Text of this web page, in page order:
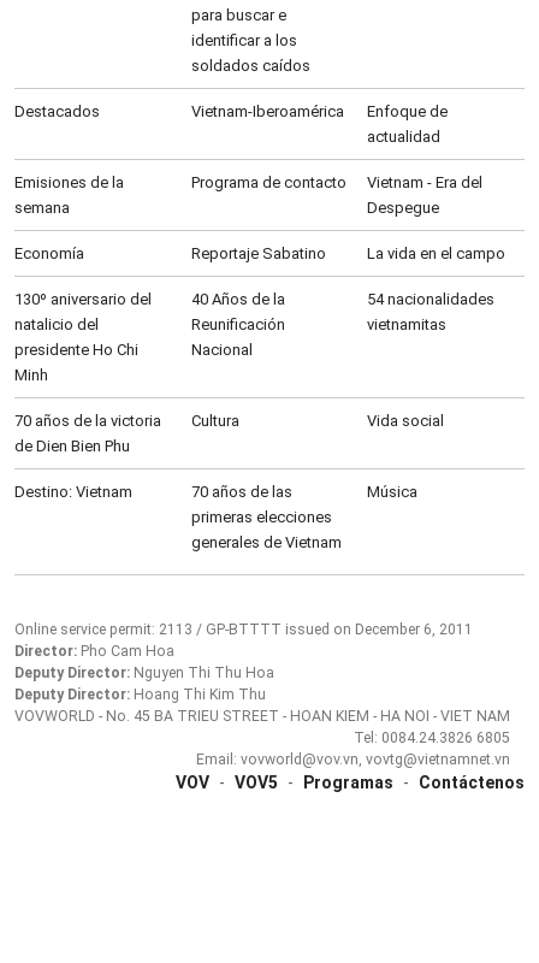
para buscar e
identificar a los
soldados caídos
Destacados Vietnam-Iberoamérica
Enfoque de
actualidad
Emisiones de la
semana
Programa de contacto
Vietnam - Era del
Despegue
Economía Reportaje Sabatino La vida en el campo
130º aniversario del
natalicio del
presidente Ho Chi
Minh
40 Años de la
Reunificación
Nacional
54 nacionalidades
vietnamitas
70 años de la victoria
de Dien Bien Phu
Cultura Vida social
Destino: Vietnam
70 años de las
primeras elecciones
generales de Vietnam
Música
Online service permit: 2113 / GP-BTTTT issued on December 6, 2011
Director: Pho Cam Hoa
Deputy Director: Nguyen Thi Thu Hoa
Deputy Director: Hoang Thi Kim Thu
VOVWORLD - No. 45 BA TRIEU STREET - HOAN KIEM - HA NOI - VIET NAM
Tel: 0084.24.3826 6805
Email: vovworld@vov.vn, vovtg@vietnamnet.vn
VOV - VOV5 - Programas - Contáctenos